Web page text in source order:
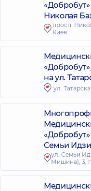
Николая
просп.
Киев
на ул.
ул.
Семьи
ул. Семьи
Мишина), 3,